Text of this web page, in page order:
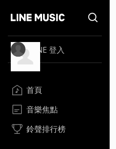
LINE 登入
首頁
音樂焦點
鈴聲排行榜